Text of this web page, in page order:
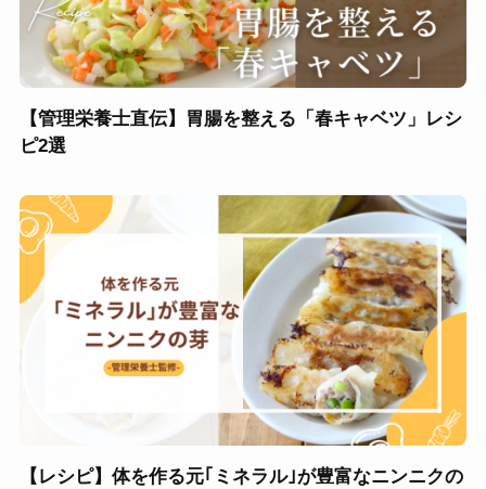
【管理栄養士直伝】胃腸を整える「春キャベツ」レシ
ピ2選
【レシピ】体を作る元｢ミネラル｣が豊富なニンニクの